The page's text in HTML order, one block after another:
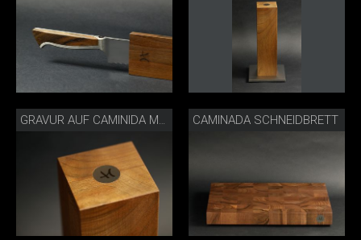
GRAVUR AUF CAMINIDA MESSERBLOCK CAMINADA SCHNEIDBRETT